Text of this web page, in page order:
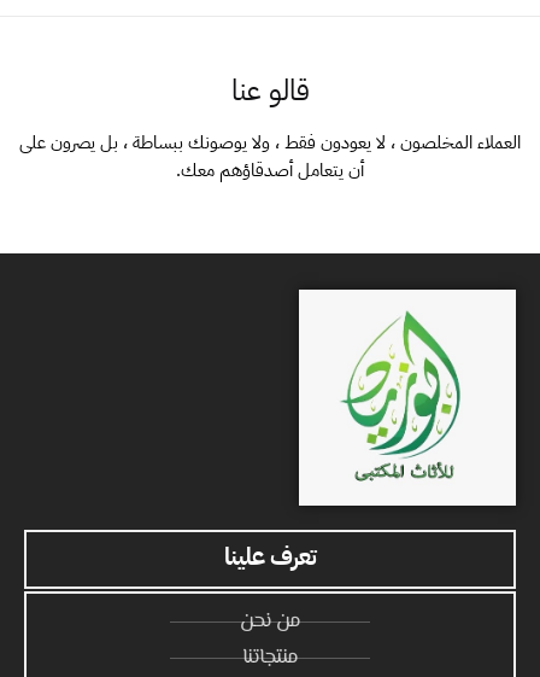
قالو عنا
العملاء المخلصون ، لا يعودون فقط ، ولا يوصونك ببساطة ، بل يصرون على
أن يتعامل أصدقاؤهم معك.
تعرف علينا
من نحن
منتجاتنا